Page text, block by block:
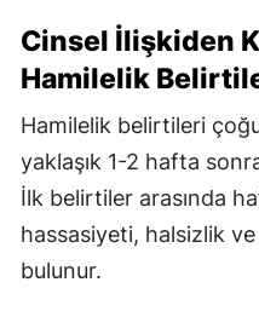
Cinsel İlişkiden
Hamilelik
Hamilelik belirtileri
yaklaşık 1-2 hafta
İlk belirtiler arasında
hassasiyeti, halsizlik
bulunur.